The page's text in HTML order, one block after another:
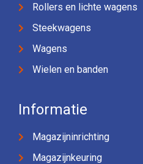
Rollers en lichte wagens
Steekwagens
Wagens
Wielen en banden
Informatie
Magazijninrichting
Magazijnkeuring